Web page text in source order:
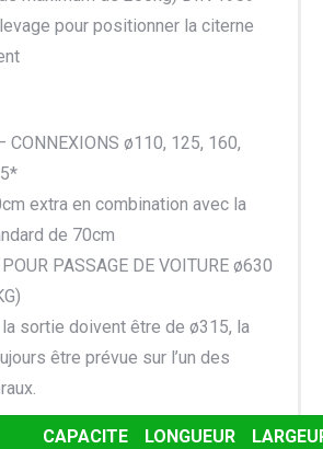
pour positionner la citerne
CONNEXIONS ø110, 125, 160,
extra en combination avec la
de 70cm
PASSAGE DE VOITURE ø630
la sortie doivent être de ø315, la
être prévue sur l’un des
CAPACITE LONGUEUR